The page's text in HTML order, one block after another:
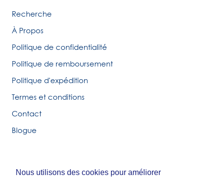
Nous utilisons des cookies pour améliorer
Nous utilisons des cookies pour améliorer
Recherche
À Propos
Politique de confidentialité
Politique de remboursement
Politique d'expédition
Termes et conditions
Contact
Blogue
© Tirigolo et Cie.